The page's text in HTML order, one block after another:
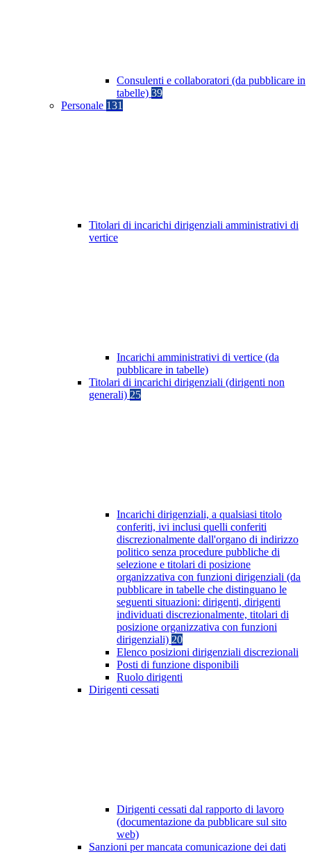
Consulenti e collaboratori (da pubblicare in
tabelle) 39
Personale 131
Titolari di incarichi dirigenziali amministrativi di
vertice
Incarichi amministrativi di vertice (da
pubblicare in tabelle)
Titolari di incarichi dirigenziali (dirigenti non
generali) 25
Incarichi dirigenziali, a qualsiasi titolo
conferiti, ivi inclusi quelli conferiti
discrezionalmente dall'organo di indirizzo
politico senza procedure pubbliche di
selezione e titolari di posizione
organizzativa con funzioni dirigenziali (da
pubblicare in tabelle che distinguano le
seguenti situazioni: dirigenti, dirigenti
individuati discrezionalmente, titolari di
posizione organizzativa con funzioni
dirigenziali) 20
Elenco posizioni dirigenziali discrezionali
Posti di funzione disponibili
Ruolo dirigenti
Dirigenti cessati
Dirigenti cessati dal rapporto di lavoro
(documentazione da pubblicare sul sito
web)
Sanzioni per mancata comunicazione dei dati